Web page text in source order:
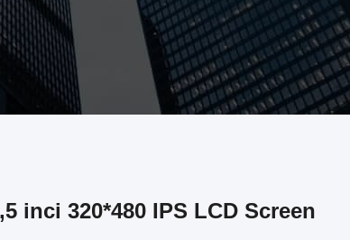
inci 320*480 IPS LCD Screen